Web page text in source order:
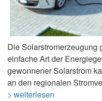
Die Solarstromerzeugung
einfache Art der
gewonnener Solarstrom
an den regionalen
> weiterlesen